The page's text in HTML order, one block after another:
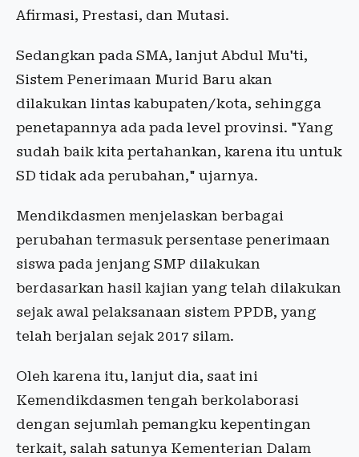
Afirmasi, Prestasi, dan Mutasi.
Sedangkan pada SMA, lanjut Abdul Mu'ti,
Sistem Penerimaan Murid Baru akan
dilakukan lintas kabupaten/kota, sehingga
penetapannya ada pada level provinsi. "Yang
sudah baik kita pertahankan, karena itu untuk
SD tidak ada perubahan," ujarnya.
Mendikdasmen menjelaskan berbagai
perubahan termasuk persentase penerimaan
siswa pada jenjang SMP dilakukan
berdasarkan hasil kajian yang telah dilakukan
sejak awal pelaksanaan sistem PPDB, yang
telah berjalan sejak 2017 silam.
Oleh karena itu, lanjut dia, saat ini
Kemendikdasmen tengah berkolaborasi
dengan sejumlah pemangku kepentingan
terkait, salah satunya Kementerian Dalam